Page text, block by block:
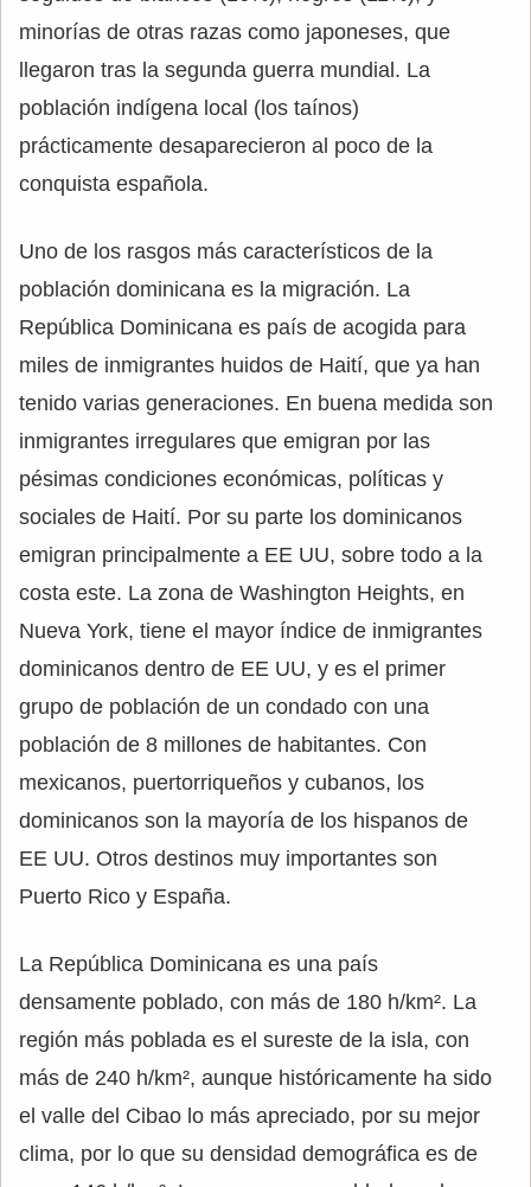
minorías de otras razas como japoneses, que
llegaron tras la segunda guerra mundial. La
población indígena local (los taínos)
prácticamente desaparecieron al poco de la
conquista española.
Uno de los rasgos más característicos de la
población dominicana es la migración. La
República Dominicana es país de acogida para
miles de inmigrantes huidos de Haití, que ya han
tenido varias generaciones. En buena medida son
inmigrantes irregulares que emigran por las
pésimas condiciones económicas, políticas y
sociales de Haití. Por su parte los dominicanos
emigran principalmente a EE UU, sobre todo a la
costa este. La zona de Washington Heights, en
Nueva York, tiene el mayor índice de inmigrantes
dominicanos dentro de EE UU, y es el primer
grupo de población de un condado con una
población de 8 millones de habitantes. Con
mexicanos, puertorriqueños y cubanos, los
dominicanos son la mayoría de los hispanos de
EE UU. Otros destinos muy importantes son
Puerto Rico y España.
La República Dominicana es una país
densamente poblado, con más de 180 h/km². La
región más poblada es el sureste de la isla, con
más de 240 h/km², aunque históricamente ha sido
el valle del Cibao lo más apreciado, por su mejor
clima, por lo que su densidad demográfica es de